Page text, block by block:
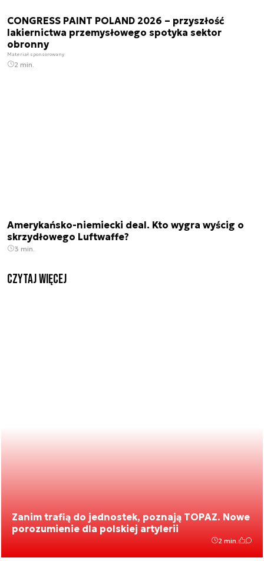
CONGRESS PAINT POLAND 2026 – przyszłość
lakiernictwa przemysłowego spotyka sektor
obronny
Materiał sponsorowany
2 min.
Amerykańsko-niemiecki deal. Kto wygra wyścig o
skrzydłowego Luftwaffe?
3 min.
czytaj więcej
Zanim trafią do jednostek, poznają TOPAZ. Nowe
porozumienie dla polskiej artylerii
2 min.